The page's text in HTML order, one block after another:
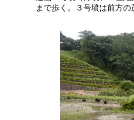
まで歩く。３号墳は前方の